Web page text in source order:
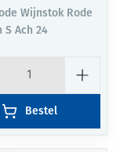
Wijnstok Rode
S Ach 24
Bestel